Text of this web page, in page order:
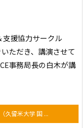
支援協力サークル
ただき、講演させて
事務局長の白木が講
久留米大学 国 ...